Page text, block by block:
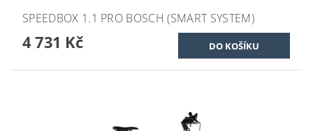
SPEEDBOX 1.1 PRO BOSCH (SMART SYSTEM)
4 731 Kč